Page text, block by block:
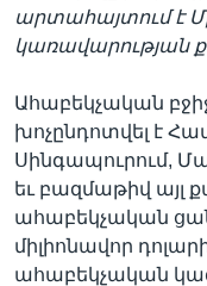
IN ENGLISH
ՄԵՐ ՄԱՍԻՆ
ԿԱՊ ՄԵԶ ՀԵՏ
ՈՒԿՐԱԻՆԱԿԱՆ
Learning English
ՀԵՏԵՒԵՔ ՄԵԶ
Լեզուներ
արտահայտում է
կառավարության
Ահաբեկչական
խոչընդոտվել է
Սինգապուրում,
եւ բազմաթիվ այլ
ահաբեկչական
միլիոնավոր
ահաբեկչական